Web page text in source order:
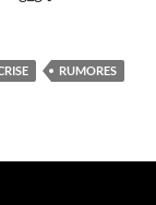
RUMORES